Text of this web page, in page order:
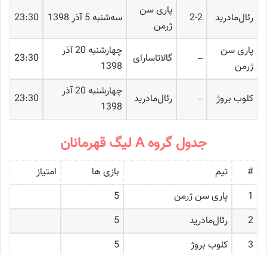
رئال‌مادرید 2-2
پاری سن
ژرمن
ﺳﻪشنبه 5 آذر 1398 23:30
پاری سن
ژرمن
– گالاتاسارای
چهارشنبه 20 آذر
1398
23:30
کلوب بروژ – رئال‌مادرید
چهارشنبه 20 آذر
1398
23:30
جدول گروه A لیگ قهرمانان
# تیم بازی ها
امتیاز
1
پاری سن ژرمن
5
2
رئال‌مادرید
5
3
کلوب بروژ
5